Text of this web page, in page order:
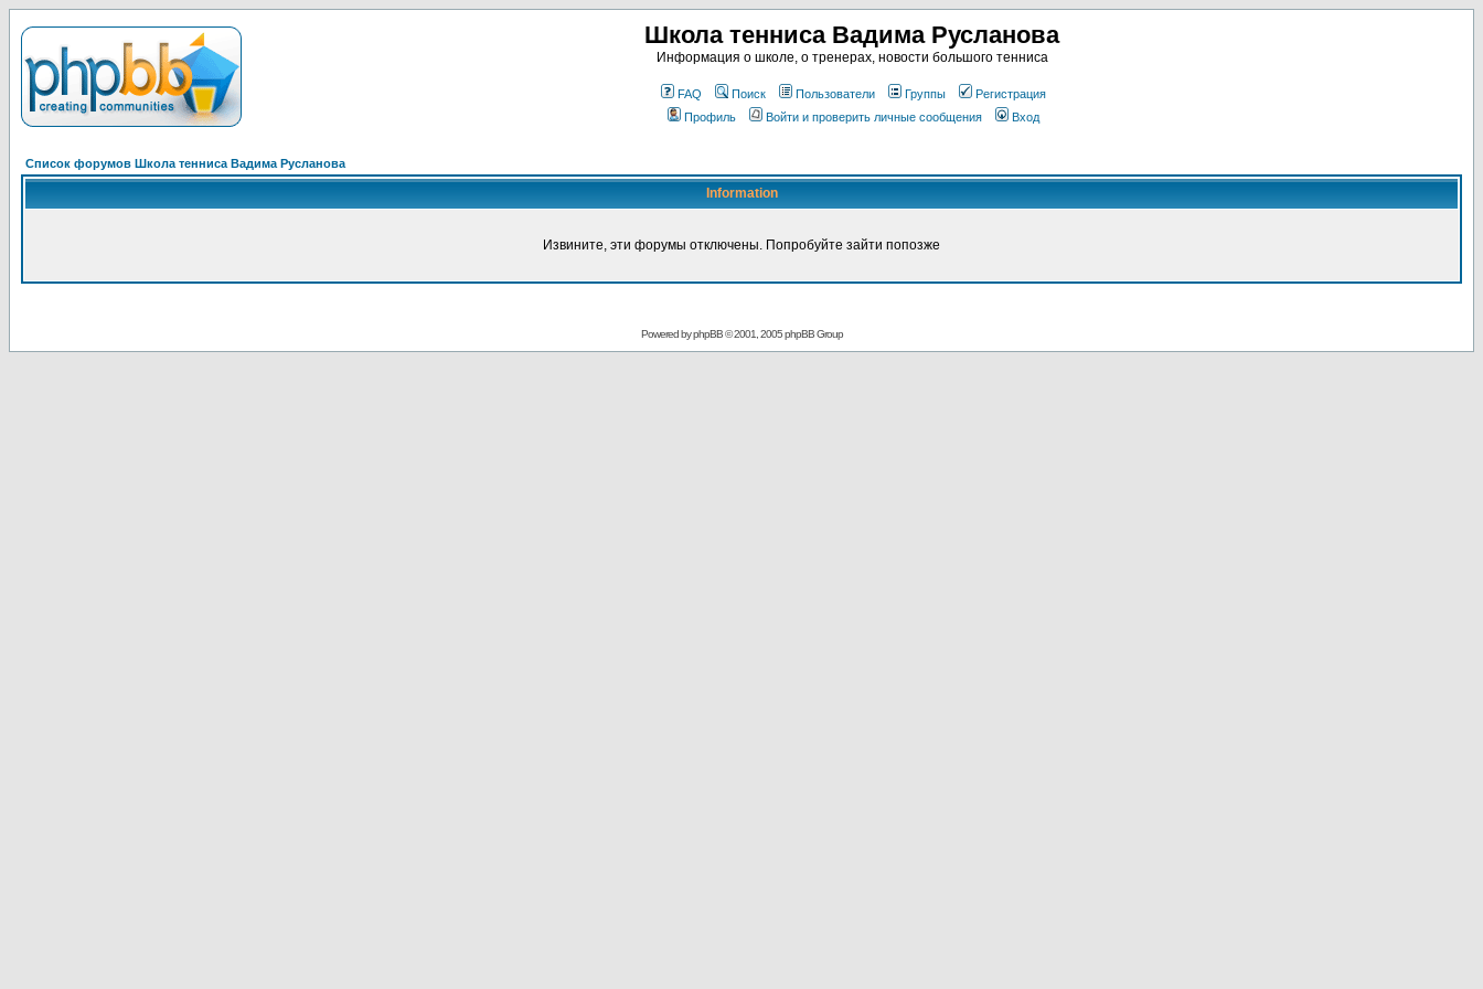
Школа тенниса Вадима Русланова
Информация о школе, о тренерах, новости большого тенниса
FAQ Поиск Пользователи Группы
Регистрация
Профиль
Войти и проверить личные сообщения Вход
Список форумов Школа тенниса Вадима Русланова
Information
Извините, эти форумы отключены. Попробуйте зайти попозже
Powered byphpBB© 2001, 2005 phpBB Group